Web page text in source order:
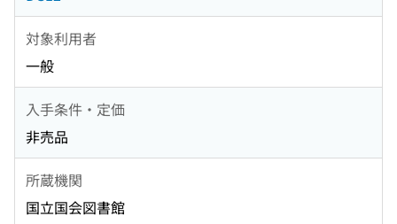
対象利用者
一般
入手条件・定価
非売品
所蔵機関
国立国会図書館